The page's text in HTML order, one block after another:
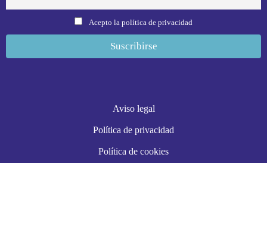
Acepto la política de privacidad
Aviso legal
Política de privacidad
Política de cookies